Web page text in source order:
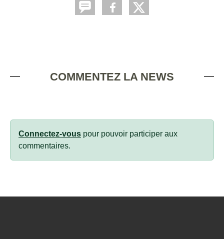
COMMENTEZ LA NEWS
Connectez-vous pour pouvoir participer aux
commentaires.